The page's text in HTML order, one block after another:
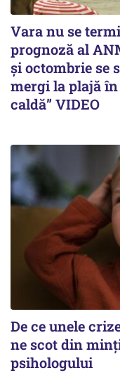
Vara nu se
prognoză al
și octombrie se
mergi la plajă
caldă” VIDEO
De ce unele
ne scot din
psihologului